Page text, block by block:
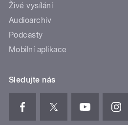
Živé vysílání
Audioarchiv
Podcasty
Mobilní aplikace
Sledujte nás